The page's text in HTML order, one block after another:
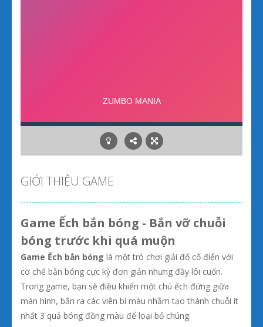
GIỚI THIỆU GAME
Game Ếch bắn bóng - Bắn vỡ chuỗi
bóng trước khi quá muộn
Game Ếch bắn bóng là một trò chơi giải đố cổ điển với
cơ chế bắn bóng cực kỳ đơn giản nhưng đầy lôi cuốn.
Trong game, bạn sẽ điều khiển một chú ếch đứng giữa
màn hình, bắn ra các viên bi màu nhằm tạo thành chuỗi ít
nhất 3 quả bóng đồng màu để loại bỏ chúng.